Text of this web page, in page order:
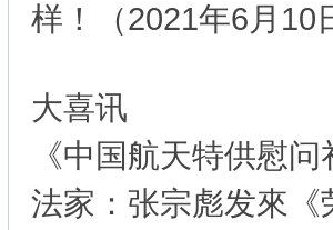
样！（2021年6月10
大喜讯
《中国航天特供慰
法家：张宗彪发來